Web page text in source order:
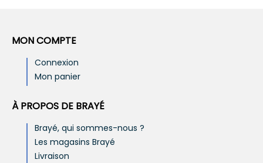
MON COMPTE
Connexion
Mon panier
À PROPOS DE BRAYÉ
Brayé, qui sommes-nous ?
Les magasins Brayé
Livraison